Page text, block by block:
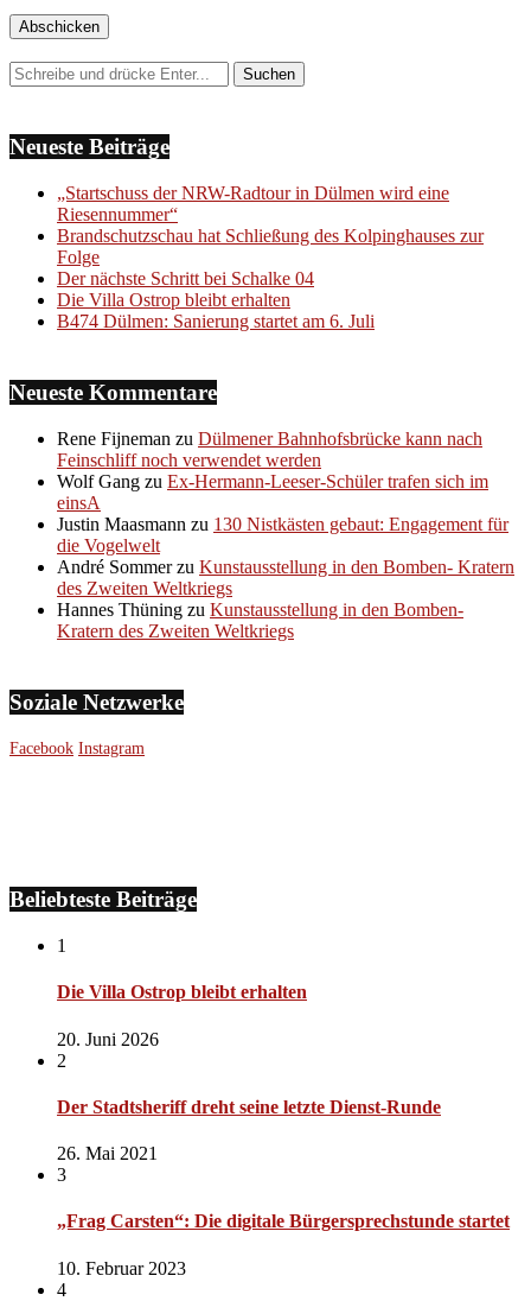
Neueste Beiträge
„Startschuss der NRW-Radtour in Dülmen wird eine
Riesennummer“
Brandschutzschau hat Schließung des Kolpinghauses zur
Folge
Der nächste Schritt bei Schalke 04
Die Villa Ostrop bleibt erhalten
B474 Dülmen: Sanierung startet am 6. Juli
Neueste Kommentare
Rene Fijneman zu Dülmener Bahnhofsbrücke kann nach
Feinschliff noch verwendet werden
Wolf Gang zu Ex-Hermann-Leeser-Schüler trafen sich im
einsA
Justin Maasmann zu 130 Nistkästen gebaut: Engagement für
die Vogelwelt
André Sommerzu Kunstausstellung in den Bomben- Kratern
des Zweiten Weltkriegs
Hannes Thüning zu Kunstausstellung in den Bomben-
Kratern des Zweiten Weltkriegs
Soziale Netzwerke
Facebook Instagram
Beliebteste Beiträge
1
Die Villa Ostrop bleibt erhalten
20. Juni 2026
2
Der Stadtsheriff dreht seine letzte Dienst-Runde
26. Mai 2021
3
„Frag Carsten“: Die digitale Bürgersprechstunde startet
10. Februar 2023
4